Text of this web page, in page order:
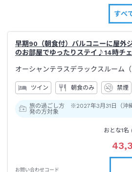
すべ
早期90（朝食付）バルコニーに屋外
のお部屋でゆったりステイ♪14時チ
オーシャンテラスデラックスルーム
ツイン 朝食のみ 禁煙
旅の過ごし方 ※2027年3月31日（沖
発の方対象
おとな1名
お問い合わせコード